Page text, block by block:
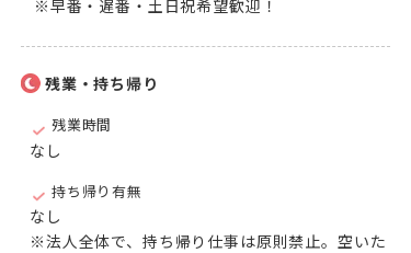
※早番・遅番・土日祝希望歓迎！
残業・持ち帰り
残業時間
なし
持ち帰り有無
なし
※法人全体で、持ち帰り仕事は原則禁止。空いた